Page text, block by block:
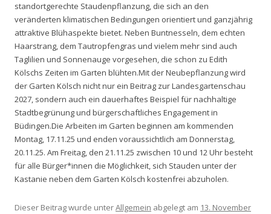
standortgerechte Staudenpflanzung, die sich an den
veränderten klimatischen Bedingungen orientiert und ganzjährig
attraktive Blühaspekte bietet. Neben Buntnesseln, dem echten
Haarstrang, dem Tautropfengras und vielem mehr sind auch
Taglilien und Sonnenauge vorgesehen, die schon zu Edith
Kölschs Zeiten im Garten blühten.Mit der Neubepflanzung wird
der Garten Kölsch nicht nur ein Beitrag zur Landesgartenschau
2027, sondern auch ein dauerhaftes Beispiel für nachhaltige
Stadtbegrünung und bürgerschaftliches Engagement in
Büdingen.Die Arbeiten im Garten beginnen am kommenden
Montag, 17.11.25 und enden voraussichtlich am Donnerstag,
20.11.25. Am Freitag, den 21.11.25 zwischen 10 und 12 Uhr besteht
für alle Bürger*innen die Möglichkeit, sich Stauden unter der
Kastanie neben dem Garten Kölsch kostenfrei abzuholen.
Dieser Beitrag wurde unterAllgemein abgelegt am 13. November